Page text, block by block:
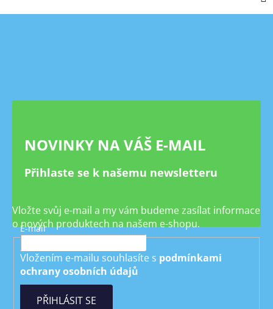
Z
NOVINKY NA VÁŠ E-MAIL
Přihlaste se k našemu newsletteru
Vložte svůj e-mail a my vám budeme zasílat informace
o nových produktech na našem e-shopu.
E-mail
Vložením e-mailu souhlasíte s podmínkami
ochrany osobních údajů
PŘIHLÁSIT SE